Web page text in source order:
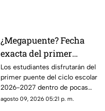
¿Megapuente? Fecha
exacta del primer
puente del ciclo escolar
2026-2027 en
Aguascalientes
Los estudiantes disfrutarán del
primer puente del ciclo escolar
2026-2027 dentro de pocas
semanas; te contamos la fecha
agosto 09, 2026 05:21 p. m.